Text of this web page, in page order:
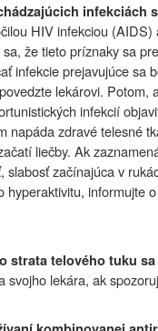
infekciách
HIV infekciou
že tieto príznaky sa
infekcie prejavujúce sa
lekárovi. Potom,
infekcií
napáda zdravé telesné
liečby. Ak
slabosť začínajúca v
hyperaktivitu, informujte
strata telového tuku
lekára, ak